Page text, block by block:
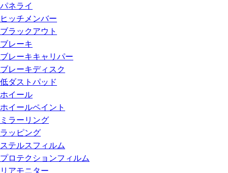
パネライ
ヒッチメンバー
ブラックアウト
ブレーキ
ブレーキキャリパー
ブレーキディスク
低ダストパッド
ホイール
ホイールペイント
ミラーリング
ラッピング
ステルスフィルム
プロテクションフィルム
リアモニター